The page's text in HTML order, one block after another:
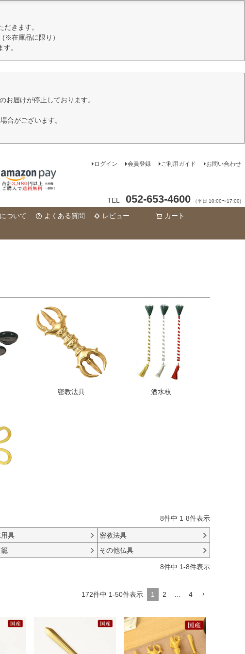
だきます。
在庫品に限り）
。
お届けが停止しております。
合がございます。
ログイン 会員登録 ご利用ガイド お問い合わせ
TEL 052-653-4600 （平日 10:00〜17:00)
ついて よくある質問 レビュー カート
密教法具 酒水枝
8件中 1-8件表示
具
密教法具
その他仏具
8件中 1-8件表示
172件中 1-50件表示 1 2 4